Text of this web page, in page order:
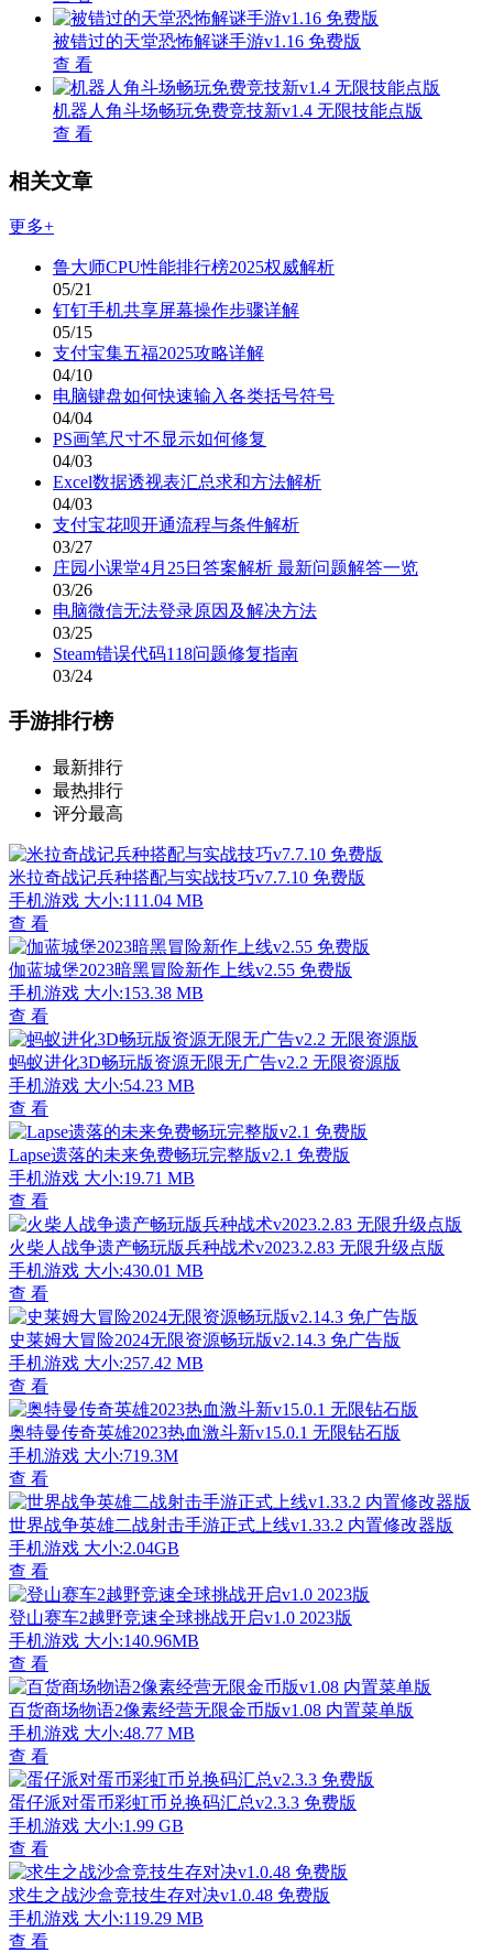
被错过的天堂恐怖解谜手游v1.16 免费版
查 看
机器人角斗场畅玩免费竞技新v1.4 无限技能点版
查 看
相关文章
更多+
鲁大师CPU性能排行榜2025权威解析
05/21
钉钉手机共享屏幕操作步骤详解
05/15
支付宝集五福2025攻略详解
04/10
电脑键盘如何快速输入各类括号符号
04/04
PS画笔尺寸不显示如何修复
04/03
Excel数据透视表汇总求和方法解析
04/03
支付宝花呗开通流程与条件解析
03/27
庄园小课堂4月25日答案解析 最新问题解答一览
03/26
电脑微信无法登录原因及解决方法
03/25
Steam错误代码118问题修复指南
03/24
手游排行榜
最新排行
最热排行
评分最高
米拉奇战记兵种搭配与实战技巧v7.7.10 免费版
手机游戏 大小:111.04 MB
查 看
伽蓝城堡2023暗黑冒险新作上线v2.55 免费版
手机游戏 大小:153.38 MB
查 看
蚂蚁进化3D畅玩版资源无限无广告v2.2 无限资源版
手机游戏 大小:54.23 MB
查 看
Lapse遗落的未来免费畅玩完整版v2.1 免费版
手机游戏 大小:19.71 MB
查 看
火柴人战争遗产畅玩版兵种战术v2023.2.83 无限升级点版
手机游戏 大小:430.01 MB
查 看
史莱姆大冒险2024无限资源畅玩版v2.14.3 免广告版
手机游戏 大小:257.42 MB
查 看
奥特曼传奇英雄2023热血激斗新v15.0.1 无限钻石版
手机游戏 大小:719.3M
查 看
世界战争英雄二战射击手游正式上线v1.33.2 内置修改器版
手机游戏 大小:2.04GB
查 看
登山赛车2越野竞速全球挑战开启v1.0 2023版
手机游戏 大小:140.96MB
查 看
百货商场物语2像素经营无限金币版v1.08 内置菜单版
手机游戏 大小:48.77 MB
查 看
蛋仔派对蛋币彩虹币兑换码汇总v2.3.3 免费版
手机游戏 大小:1.99 GB
查 看
求生之战沙盒竞技生存对决v1.0.48 免费版
手机游戏 大小:119.29 MB
查 看